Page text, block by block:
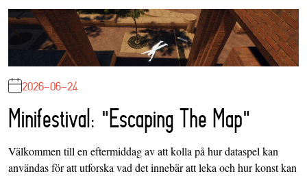
2026-06-24
Minifestival: "Escaping The Map"
Välkommen till en eftermiddag av att kolla på hur dataspel kan
användas för att utforska vad det innebär att leka och hur konst kan